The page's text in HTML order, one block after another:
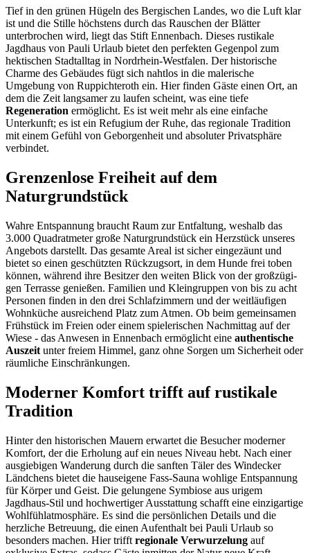
Tief in den grünen Hügeln des Bergischen Landes, wo die Luft klar
ist und die Stille höchstens durch das Rauschen der Blätter
unterbrochen wird, liegt das Stift Ennenbach. Dieses rustikale
Jagdhaus von Pauli Urlaub bietet den perfekten Gegenpol zum
hektischen Stadtalltag in Nordrhein-Westfalen. Der historische
Charme des Gebäudes fügt sich nahtlos in die malerische
Umgebung von Ruppichteroth ein. Hier finden Gäste einen Ort, an
dem die Zeit langsamer zu laufen scheint, was eine tiefe
Regeneration ermöglicht. Es ist weit mehr als eine einfache
Unterkunft; es ist ein Refugium der Ruhe, das regionale Tradition
mit einem Gefühl von Geborgenheit und absoluter Privatsphäre
verbindet.
Grenzenlose Freiheit auf dem
Naturgrundstück
Wahre Entspannung braucht Raum zur Entfaltung, weshalb das
3.000 Quadratmeter große Naturgrundstück ein Herzstück unseres
Angebots darstellt. Das gesamte Areal ist sicher eingezäunt und
bietet so einen geschützten Rückzugsort, in dem Hunde frei toben
können, während ihre Besitzer den weiten Blick von der großzügi-
gen Terrasse genießen. Familien und Kleingruppen von bis zu acht
Personen finden in den drei Schlafzimmern und der weitläufigen
Wohnküche ausreichend Platz zum Atmen. Ob beim gemeinsamen
Frühstück im Freien oder einem spielerischen Nachmittag auf der
Wiese - das Anwesen in Ennenbach ermöglicht eine authentische
Auszeit unter freiem Himmel, ganz ohne Sorgen um Sicherheit oder
räumliche Einschränkungen.
Moderner Komfort trifft auf rustikale
Tradition
Hinter den historischen Mauern erwartet die Besucher moderner
Komfort, der die Erholung auf ein neues Niveau hebt. Nach einer
ausgiebigen Wanderung durch die sanften Täler des Windecker
Ländchens bietet die hauseigene Fass-Sauna wohlige Entspannung
für Körper und Geist. Die gelungene Symbiose aus urigem
Jagdhaus-Stil und hochwertiger Ausstattung schafft eine einzigartige
Wohlfühlatmosphäre. Es sind die persönlichen Details und die
herzliche Betreuung, die einen Aufenthalt bei Pauli Urlaub so
besonders machen. Hier trifft regionale Verwurzelung auf